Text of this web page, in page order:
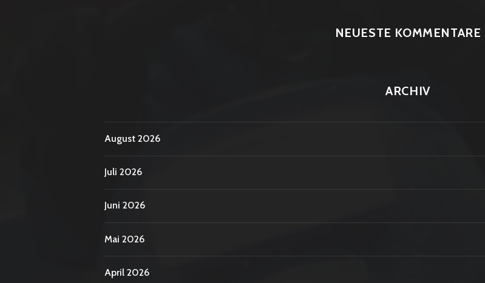
NEUESTE KOMMENTARE
ARCHIV
August 2026
Juli 2026
Juni 2026
Mai 2026
April 2026